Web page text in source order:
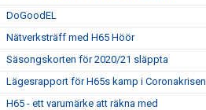
DoGoodEL
Nätverksträff med H65 Höör
Säsongskorten för 2020/21 släppta
Lägesrapport för H65s kamp i Coronakrisen
H65 - ett varumärke att räkna med